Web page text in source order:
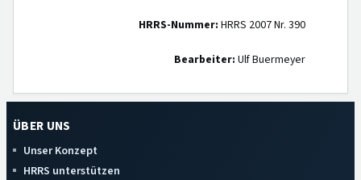
HRRS-Nummer: HRRS 2007 Nr. 390
Bearbeiter: Ulf Buermeyer
ÜBER UNS
Unser Konzept
HRRS unterstützen